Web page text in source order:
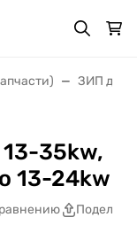
ЗИП для
35kw,
13-24kw